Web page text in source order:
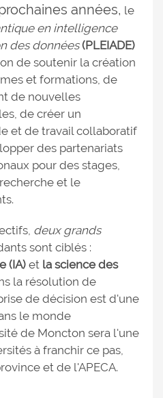
années, le
en intelligence
des données (PLEIADE)
de soutenir la création
et formations, de
de nouvelles
de créer un
et de travail collaboratif
des partenariats
pour des stages,
et le
deux grands
sont ciblés :
(IA) et la science des
la résolution de
de décision est d'une
le monde
de Moncton sera l'une
à franchir ce pas,
et de l'APECA.